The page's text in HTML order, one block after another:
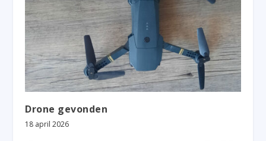
Drone gevonden
18 april 2026